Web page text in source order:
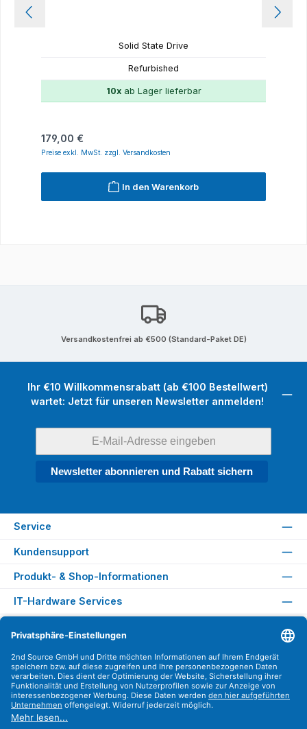
Solid State Drive
Refurbished
10xab Lager lieferbar
Regulärer Preis:
179,00 €
Preise exkl. MwSt. zzgl. Versandkosten
In den Warenkorb
Versandkostenfrei ab €500 (Standard-Paket DE)
Ihr €10 Willkommensrabatt (ab €100 Bestellwert)
wartet: Jetzt für unseren Newsletter anmelden!
Newsletter abonnieren und Rabatt sichern
Service
Kundensupport
Produkt- & Shop-Informationen
IT-Hardware Services
Versandarten
Zahlungsarten
Sicher Einkaufen
Find us on